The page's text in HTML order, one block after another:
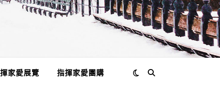
家愛展覽 指揮家愛團購